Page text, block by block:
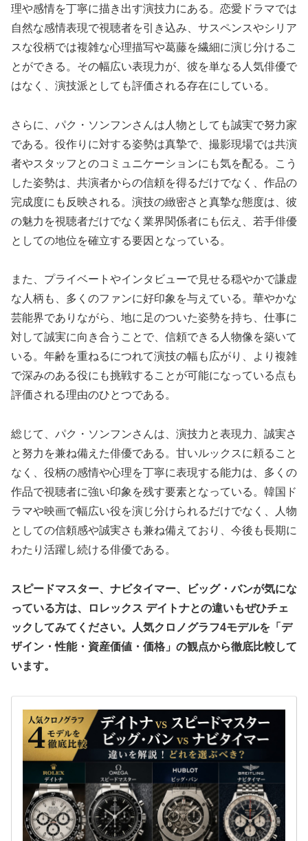
理や感情を丁寧に描き出す演技力にある。恋愛ドラマでは
自然な感情表現で視聴者を引き込み、サスペンスやシリア
スな役柄では複雑な心理描写や葛藤を繊細に演じ分けるこ
とができる。その幅広い表現力が、彼を単なる人気俳優で
はなく、演技派としても評価される存在にしている。
さらに、パク・ソンフンさんは人物としても誠実で努力家
である。役作りに対する姿勢は真摯で、撮影現場では共演
者やスタッフとのコミュニケーションにも気を配る。こう
した姿勢は、共演者からの信頼を得るだけでなく、作品の
完成度にも反映される。演技の緻密さと真摯な態度は、彼
の魅力を視聴者だけでなく業界関係者にも伝え、若手俳優
としての地位を確立する要因となっている。
また、プライベートやインタビューで見せる穏やかで謙虚
な人柄も、多くのファンに好印象を与えている。華やかな
芸能界でありながら、地に足のついた姿勢を持ち、仕事に
対して誠実に向き合うことで、信頼できる人物像を築いて
いる。年齢を重ねるにつれて演技の幅も広がり、より複雑
で深みのある役にも挑戦することが可能になっている点も
評価される理由のひとつである。
総じて、パク・ソンフンさんは、演技力と表現力、誠実さ
と努力を兼ね備えた俳優である。甘いルックスに頼ること
なく、役柄の感情や心理を丁寧に表現する能力は、多くの
作品で視聴者に強い印象を残す要素となっている。韓国ド
ラマや映画で幅広い役を演じ分けられるだけでなく、人物
としての信頼感や誠実さも兼ね備えており、今後も長期に
わたり活躍し続ける俳優である。
スピードマスター、ナビタイマー、ビッグ・バンが気にな
っている方は、ロレックス デイトナとの違いもぜひチェ
ックしてみてください。人気クロノグラフ4モデルを「デ
ザイン・性能・資産価値・価格」の観点から徹底比較して
います。